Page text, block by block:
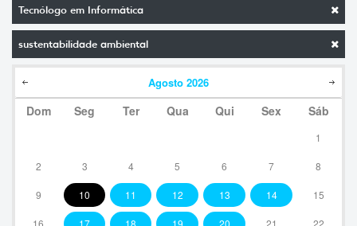
Tecnólogo em Informática
sustentabilidade ambiental
Agosto 2026
Dom Seg Ter Qua Qui Sex Sáb
1
2 3 4 5 6 7 8
9 10 11 12 13 14 15
16 17 18 19 20 21 22